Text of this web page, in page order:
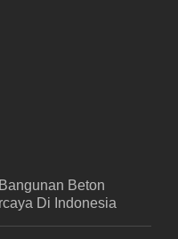
Beton
Di Indonesia